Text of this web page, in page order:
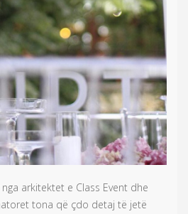
arkitektet e Class Event dhe
tona që çdo detaj të jetë